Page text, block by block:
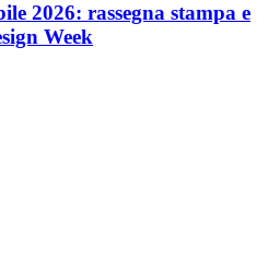
2026: rassegna stampa e
Week